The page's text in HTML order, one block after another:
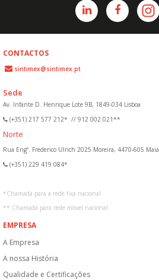
CONTACTOS
sintimex@sintimex.pt
Sede
Av. Infante D. Henrique Lote 9B, 1849-034 Lisboa
(+351) 217 577 212* // 912 002 021**
Norte
Rua Engº. Frederico Ulrich 2025 Moreira, 4470-605 Maia
(+351) 229 419 084*
*Chamada para a rede fixa nacional
** Chamada para rede móvel nacional
EMPRESA
A Empresa
A nossa História
Qualidade e Certificações